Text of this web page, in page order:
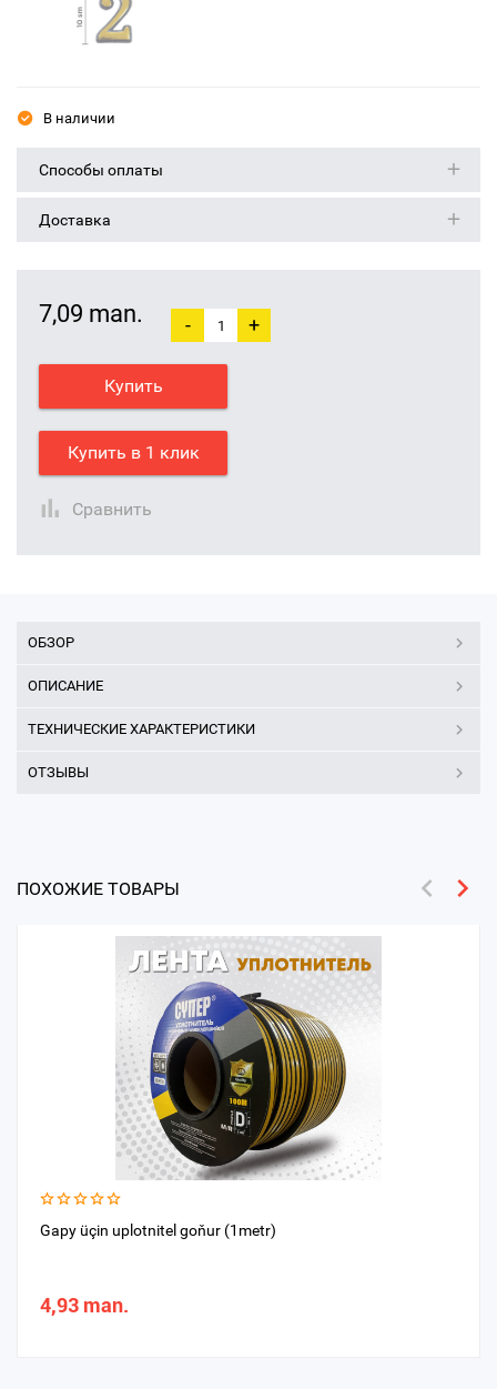
В наличии
Способы оплаты
Доставка
7,09 man. - +
Купить
Купить в 1 клик
Сравнить
ОБЗОР
ОПИСАНИЕ
ТЕХНИЧЕСКИЕ ХАРАКТЕРИСТИКИ
ОТЗЫВЫ
ПОХОЖИЕ ТОВАРЫ
Gapy üçin uplotnitel goňur (1metr)
4,93 man.